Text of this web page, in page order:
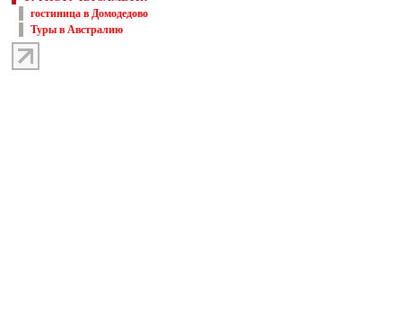
гостиница в Домодедово
Туры в Австралию